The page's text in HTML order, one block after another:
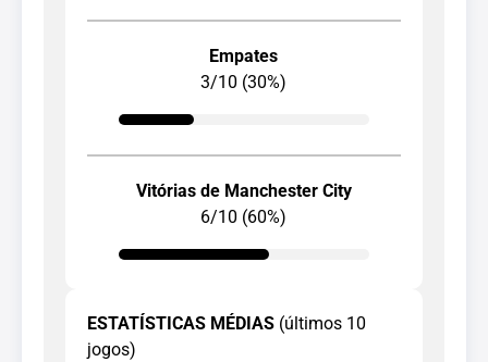
Empates
3/10 (30%)
Vitórias de Manchester City
6/10 (60%)
ESTATÍSTICAS MÉDIAS (últimos 10
jogos)